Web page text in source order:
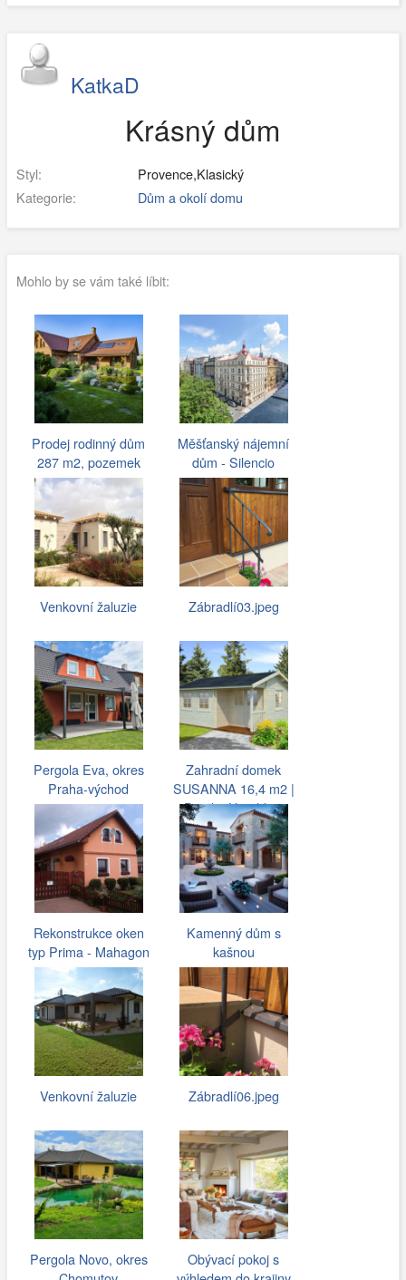
KatkaD
Krásný dům
Styl:
Provence,Klasický
Kategorie:
Dům a okolí domu
Mohlo by se vám také líbit:
Prodej rodinný dům
287 m2, pozemek
1139 m2
Měšťanský nájemní
dům - Silencio
Venkovní žaluzie Zábradlí03.jpeg
Pergola Eva, okres
Praha-východ
Zahradní domek
SUSANNA 16,4 m2 |
Domky-Herold.cz
Rekonstrukce oken
typ Prima - Mahagon
Kamenný dům s
kašnou
Venkovní žaluzie Zábradlí06.jpeg
Pergola Novo, okres
Obývací pokoj s